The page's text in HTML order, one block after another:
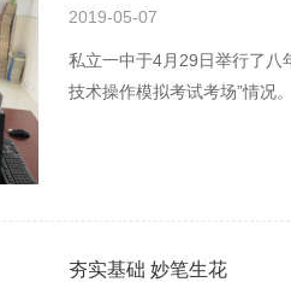
2019-05-07
私立一中于4月29日举行了八
技术操作模拟考试考场”情况。
夯实基础 妙笔生花